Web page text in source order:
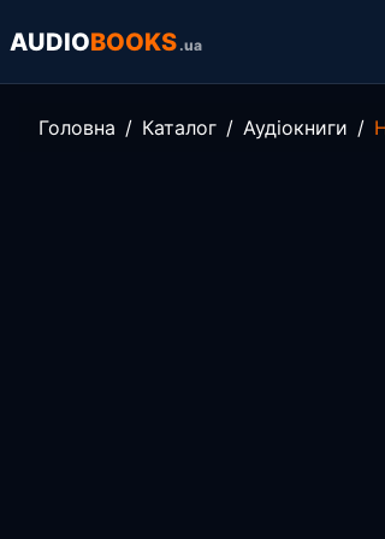
AUDIOBOOKS .ua
Головна Каталог Аудіокниги